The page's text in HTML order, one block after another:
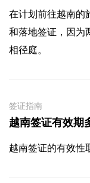
在计划前往越南的
和落地签证，因为
相径庭。
签证指南
越南签证有效期
越南签证的有效性